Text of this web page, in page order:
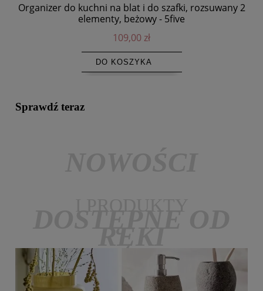
Organizer do kuchni na blat i do szafki, rozsuwany 2
elementy, beżowy - 5five
109,00 zł
DO KOSZYKA
Sprawdź teraz